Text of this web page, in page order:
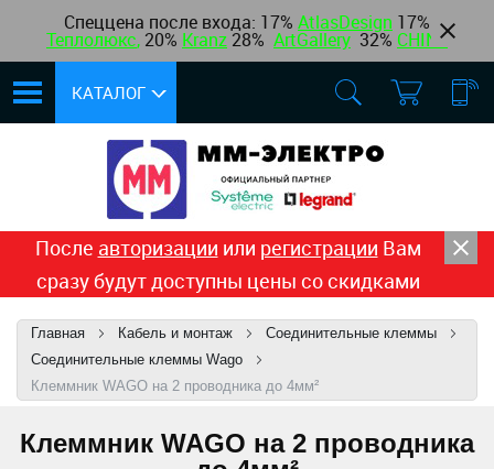
Спеццена после входа: 17% AtlasDesign 17%
Теплолюкс, 20% Kranz 28% ArtGallery 32% CHINT
КАТАЛОГ
После авторизации или регистрации Вам
сразу будут доступны цены со скидками
Главная Кабель и монтаж
Соединительные клеммы
Соединительные клеммы Wago
Клеммник WAGO на 2 проводника до 4мм²
Клеммник WAGO на 2 проводника